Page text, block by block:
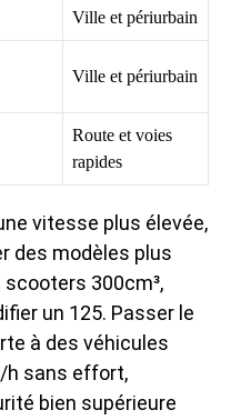
Ville et périurbain
Ville et périurbain
Route et voies
rapides
vitesse plus élevée,
des modèles plus
300cm³,
un 125. Passer le
à des véhicules
h sans effort,
bien supérieure